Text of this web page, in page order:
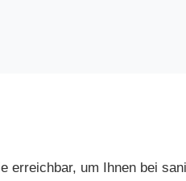
erreichbar, um Ihnen bei